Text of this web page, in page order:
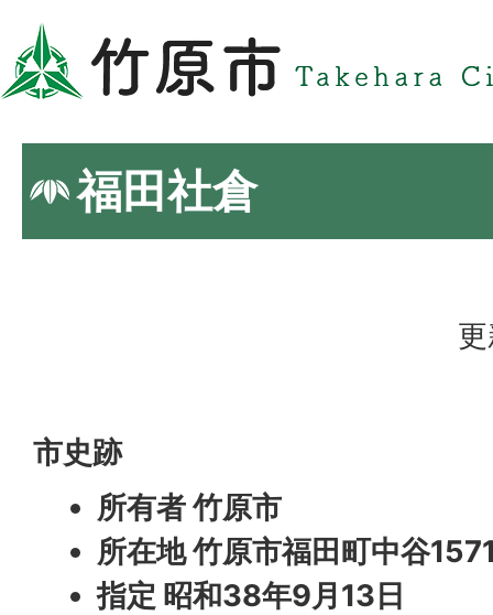
福田社倉
市史跡
所有者 竹原市
所在地 竹原市福田町中谷
指定 昭和38年9月13日